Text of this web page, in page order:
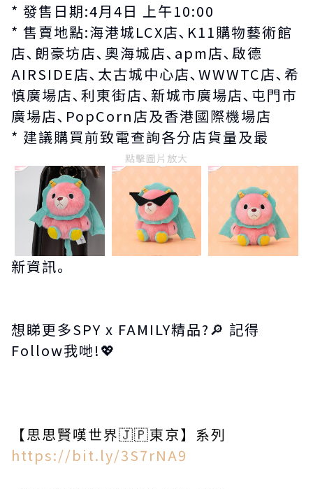
* 發售日期:4月4日 上午10:00
* 售賣地點:海港城LCX店､K11購物藝術館
店､朗豪坊店､奧海城店､apm店､啟德
AIRSIDE店､太古城中心店､WWWTC店､希
慎廣場店､利東街店､新城市廣場店､屯門市
廣場店､PopCorn店及香港國際機場店
* 建議購買前致電查詢各分店貨量及最
點擊圖片放大
新資訊｡
想睇更多SPY x FAMILY精品?🔎 記得
Follow我哋!💖
【思思賢嘆世界🇯🇵東京】系列
https://bit.ly/3S7rNA9